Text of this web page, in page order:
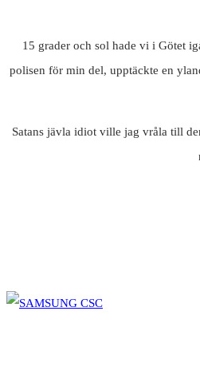
15 grader och sol hade vi i Götet
polisen för min del, upptäckte en
Satans jävla idiot ville jag vråla till